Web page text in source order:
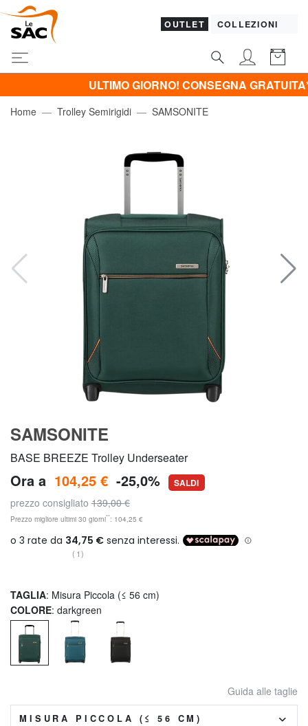
OUTLET COLLEZIONI
ULTIMO GIORNO! CONSEGNA GRATUITA*!
Home Trolley Semirigidi SAMSONITE
SAMSONITE
BASE BREEZE Trolley Underseater
Ora a 104,25 € -25,0% SALDI
prezzo consigliato 139,00 €
Prezzo migliore ultimi 30 giorni**: 104,25 €
(1)
TAGLIA: Misura Piccola (≤ 56 cm)
COLORE: darkgreen
Guida alle taglie
MISURA PICCOLA (≤ 56 CM)